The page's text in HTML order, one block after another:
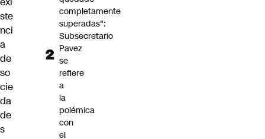
ste
nci
a
de
so
cie
da
de
s
completamente
superadas":
Subsecretario
Pavez
se
refiere
a
la
polémica
con
el